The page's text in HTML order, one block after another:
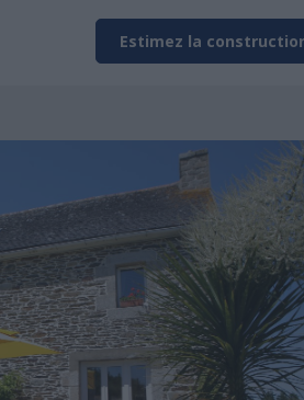
Estimez la